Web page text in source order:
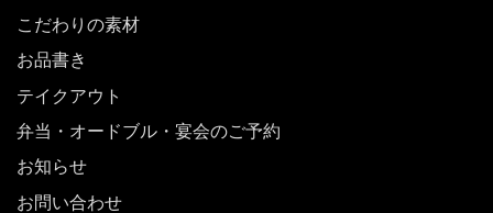
こだわりの素材
お品書き
テイクアウト
弁当・オードブル・宴会のご予約
お知らせ
お問い合わせ